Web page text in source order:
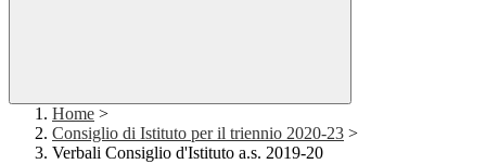
Home >
Consiglio di Istituto per il triennio 2020-23 >
Verbali Consiglio d'Istituto a.s. 2019-20